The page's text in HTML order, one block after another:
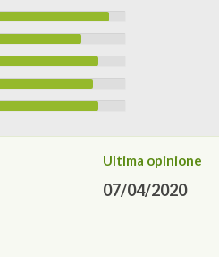
Ultima opinione
07/04/2020